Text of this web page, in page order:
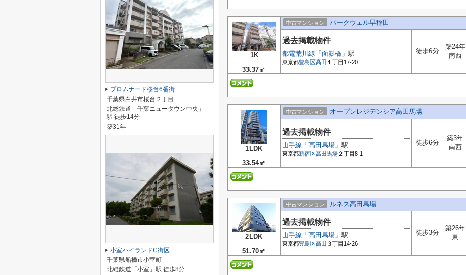
1K
33.37㎡
中古マンション パークウェル早稲田
過去掲載物件
都電荒川線 「 面影橋 」駅
東京都豊島区高田 １丁目17-20
徒歩6分
築24年
南西
1LDK
33.54㎡
中古マンション オープンレジデンシア高田馬場
過去掲載物件
山手線 「 高田馬場 」駅
東京都新宿区高田馬場 ２丁目8-1
徒歩6分
築3年
南西
2LDK
51.70㎡
中古マンション ルネス高田馬場
過去掲載物件
山手線 「 高田馬場 」駅
東京都豊島区高田 ３丁目14-26
徒歩3分
築26年
東
プロムナード桜台6番街
千葉県白井市桜台２丁目
北総鉄道「千葉ニュータウン中央」
駅 徒歩14分
築31年
小室ハイランドC街区
千葉県船橋市小室町
北総鉄道「小室」駅 徒歩8分